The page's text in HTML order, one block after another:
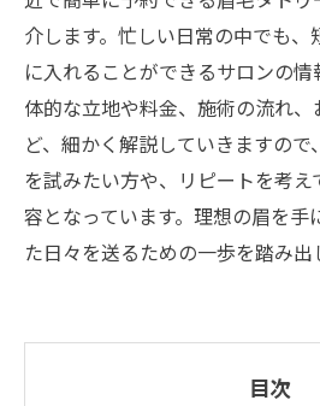
介します。忙しい日常の中でも
に入れることができるサロンの
体的な立地や料金、施術の流れ
ど、細かく解説していきますの
を試みたい方や、リピートを考
容となっています。理想の眉を手
た日々を送るための一歩を踏み出
目次